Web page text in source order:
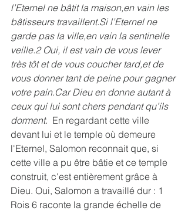
l’Eternel ne bâtit la maison,en vain les
bâtisseurs travaillent.Si l’Eternel ne
garde pas la ville,en vain la sentinelle
veille.2 Oui, il est vain de vous lever
très tôt et de vous coucher tard,et de
vous donner tant de peine pour gagner
votre pain.Car Dieu en donne autant à
ceux qui lui sont chers pendant qu’ils
dorment.
  En regardant cette ville
devant lui et le temple où demeure
l'Eternel, Salomon reconnait que, si
cette ville a pu être bâtie et ce temple
construit, c'est entièrement grâce à
Dieu. Oui, Salomon a travaillé dur : 1
Rois 6 raconte la grande échelle de